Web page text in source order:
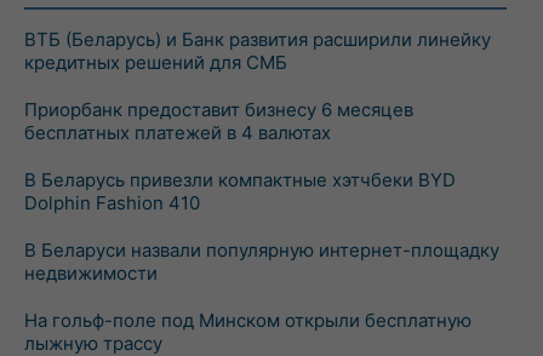
ВТБ (Беларусь) и Банк развития расширили линейку
кредитных решений для СМБ
Приорбанк предоставит бизнесу 6 месяцев
бесплатных платежей в 4 валютах
В Беларусь привезли компактные хэтчбеки BYD
Dolphin Fashion 410
В Беларуси назвали популярную интернет-площадку
недвижимости
На гольф-поле под Минском открыли бесплатную
лыжную трассу